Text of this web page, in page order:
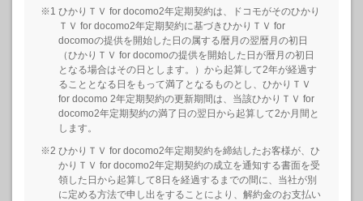
※1 ひかりＴＶ for docomo2年定期契約は、ドコモがそのひかり
ＴＶ for docomo2年定期契約に基づきひかりＴＶ for
docomoの提供を開始した日の属する暦月の翌暦月の初日
（ひかりＴＶ for docomoの提供を開始した日が暦月の初日
となる場合はその日とします。）から起算して2年が経過す
ることとなる日をもって満了となるものとし、ひかりＴＶ
for docomo 2年定期契約の更新期間は、当該ひかりＴＶ for
docomo2年定期契約の満了日の翌日から起算して2か月間と
します。
※2 ひかりＴＶ for docomo2年定期契約を締結したお客様が、ひ
かりＴＶ for docomo2年定期契約の成立を通知する書面を受
領した日から起算して8日を経過するまでの間に、当社が別
に定める方法で申し出をすることにより、解約金のお支払い